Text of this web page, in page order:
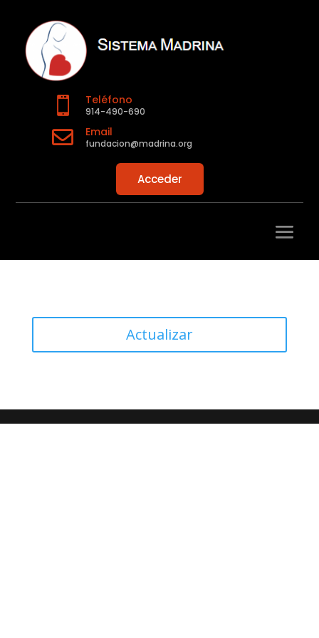
 Teléfono
914-490-690
 Email
fundacion@madrina.org
Acceder
Actualizar